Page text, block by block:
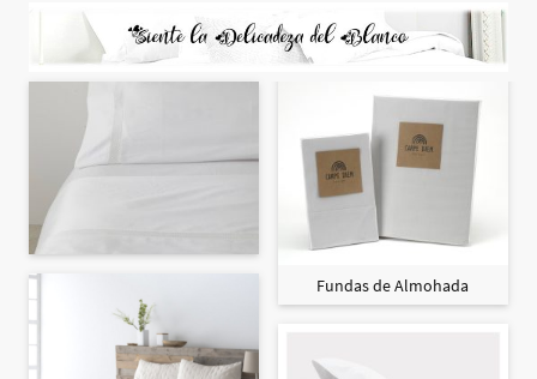
Fundas de Almohada